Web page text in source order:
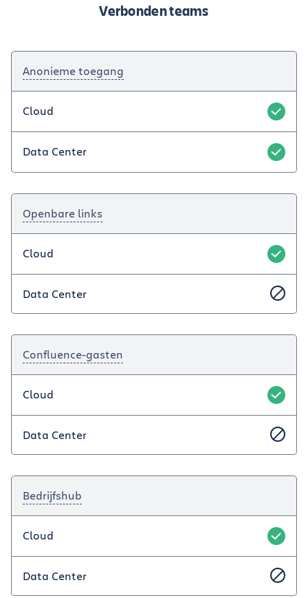
Verbonden teams
Anonieme toegang
Cloud
Data Center
Openbare links
Cloud
Data Center
Confluence-gasten
Cloud
Data Center
Bedrijfshub
Cloud
Data Center